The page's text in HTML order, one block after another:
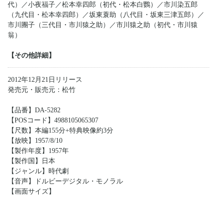
代）／小夜福子／松本幸四郎（初代・松本白鸚）／市川染五郎
（九代目・松本幸四郎）／坂東蓑助（八代目・坂東三津五郎）／
市川團子（三代目・市川猿之助）／市川猿之助（初代・市川猿
翁）
【その他詳細】
2012年12月21日リリース
発売元・販売元：松竹
【品番】DA-5282
【POSコード】4988105065307
【尺数】本編155分+特典映像約3分
【放映】1957/8/10
【製作年度】1957年
【製作国】日本
【ジャンル】時代劇
【音声】ドルビーデジタル・モノラル
【画面サイズ】